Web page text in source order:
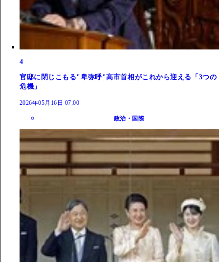
4
官邸に閉じこもる"卑弥呼"高市首相がこれから迎える「3つの
危機」
2026年05月16日 07:00
政治・国際